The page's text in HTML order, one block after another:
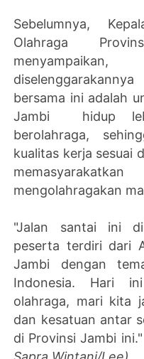
Sebelumnya,
Olahraga
bersama ini adalah
Jambi hidup
berolahraga,
kualitas kerja sesuai
mengolahragakan
"Jalan santai ini
peserta terdiri dari
Jambi dengan
Indonesia. Hari
olahraga, mari kita
dan kesatuan antar
di Provinsi Jambi